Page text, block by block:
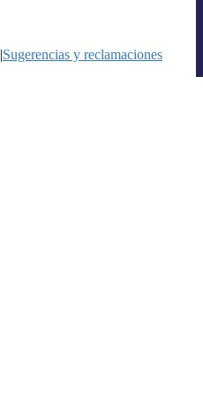
|Sugerencias y reclamaciones